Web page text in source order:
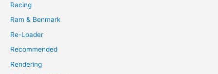
Racing
Ram & Benmark
Re-Loader
Recommended
Rendering